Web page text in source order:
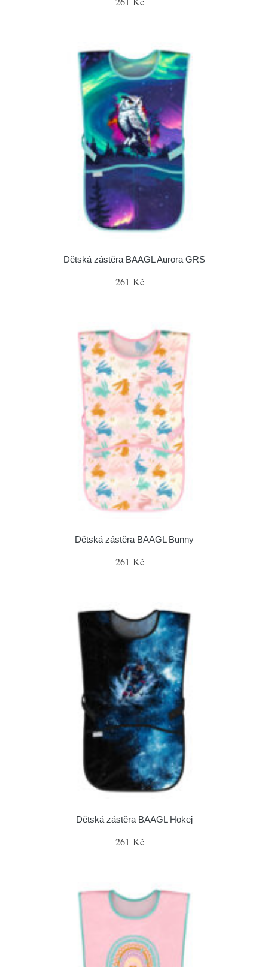
Dětská zástěra BAAGL Aurora GRS
261 Kč
Dětská zástěra BAAGL Bunny
261 Kč
Dětská zástěra BAAGL Hokej
261 Kč